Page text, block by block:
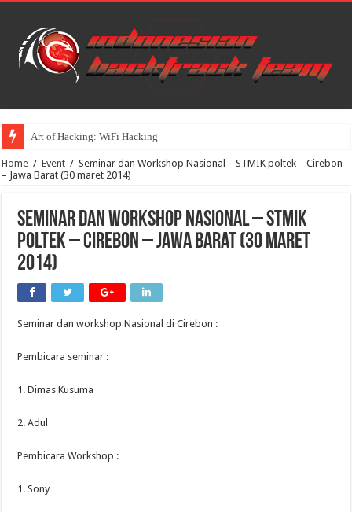
Art of Hacking: WiFi Hacking
Home / Event / Seminar dan Workshop Nasional – STMIK poltek – Cirebon
– Jawa Barat (30 maret 2014)
Seminar dan Workshop Nasional – STMIK
poltek – Cirebon – Jawa Barat (30 maret
2014)
Seminar dan workshop Nasional di Cirebon :
Pembicara seminar :
1. Dimas Kusuma
2. Adul
Pembicara Workshop :
1. Sony